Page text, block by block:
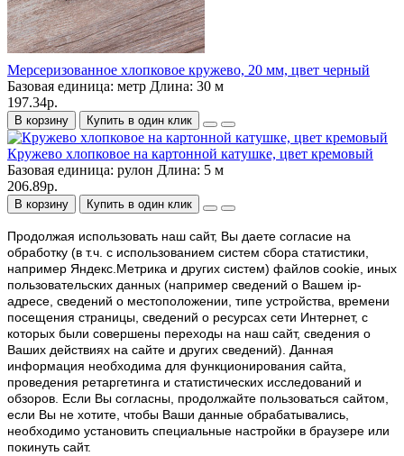
Мерсеризованное хлопковое кружево, 20 мм, цвет черный
Базовая единица: метр Длина: 30 м
197.34р.
В корзину Купить в один клик
Кружево хлопковое на картонной катушке, цвет кремовый
Базовая единица: рулон Длина: 5 м
206.89р.
В корзину Купить в один клик
Продолжая использовать наш cайт, Вы даете согласие на
обработку (в т.ч. с использованием систем сбора статистики,
например Яндекс.Метрика и других систем) файлов cookie, иных
пользовательских данных (например сведений о Вашем ip-
адресе, сведений о местоположении, типе устройства, времени
посещения страницы, сведений о ресурсах сети Интернет, с
которых были совершены переходы на наш сайт, сведения о
Ваших действиях на сайте и других сведений). Данная
информация необходима для функционирования сайта,
проведения ретаргетинга и статистических исследований и
обзоров. Если Вы согласны, продолжайте пользоваться сайтом,
если Вы не хотите, чтобы Ваши данные обрабатывались,
необходимо установить специальные настройки в браузере или
покинуть сайт.